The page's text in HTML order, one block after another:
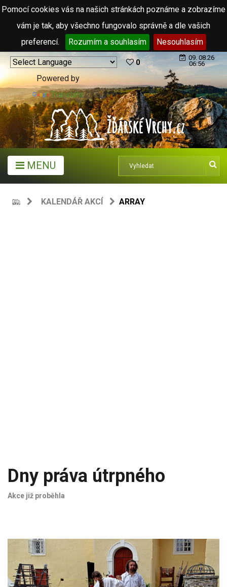
Pomocí cookies vás na našich stránkách poznáme a zobrazíme
vám je tak, aby všechno fungovalo správně a dle vašich
preferencí.
Rozumím a souhlasím Nesouhlasím
Powered by
Translate
0
09. 08.26
06:56
MENU
KALENDÁŘ AKCÍ ARRAY
Dny práva útrpného
Akce již proběhla